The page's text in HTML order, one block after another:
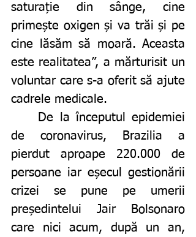
saturație din sânge, cine
primește oxigen și va trăi și pe
cine lăsăm să moară. Aceasta
este realitatea”, a mărturisit un
voluntar care s-a oferit să ajute
cadrele medicale.
de coronavirus, Brazilia a
pierdut aproape 220.000 de
persoane iar eșecul gestionării
crizei se pune pe umerii
președintelui Jair Bolsonaro
care nici acum, după un an,